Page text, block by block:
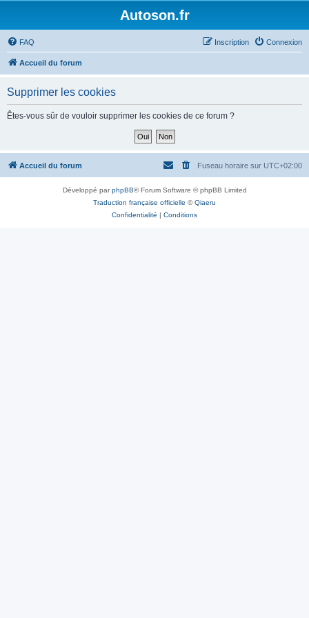
Autoson.fr
FAQ Connexion
Inscription
Accueil du forum
Supprimer les cookies
Êtes-vous sûr de vouloir supprimer les cookies de ce forum ?
Accueil du forum Fuseau horaire sur UTC+02:00
Développé parphpBB® Forum Software © phpBB Limited
Traduction française officielle ©Qiaeru
Confidentialité | Conditions